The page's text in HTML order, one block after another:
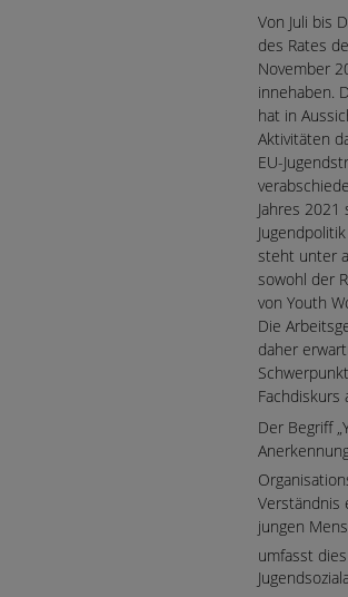
Von Juli bis
des Rates
November
innehaben.
hat in
Aktivitäten
EU-
Jahres
steht unter
sowohl der
von Youth
Die
daher
Fachdiskurs
Der Begriff
Verständnis
jungen
umfasst